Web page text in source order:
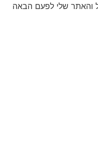
והאתר שלי לפעם הבאה